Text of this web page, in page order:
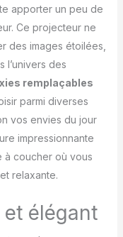
Petit nuage
Ces
film galaxie
à découvrir
de
moi
le tout-
convivial et
: notre
réglable
0 à 360° qui
apporter un peu de
Ce projecteur ne
des images étoilées,
l’univers des
remplaçables
parmi diverses
vos envies du jour
impressionnante
à coucher où vous
relaxante.
élégant